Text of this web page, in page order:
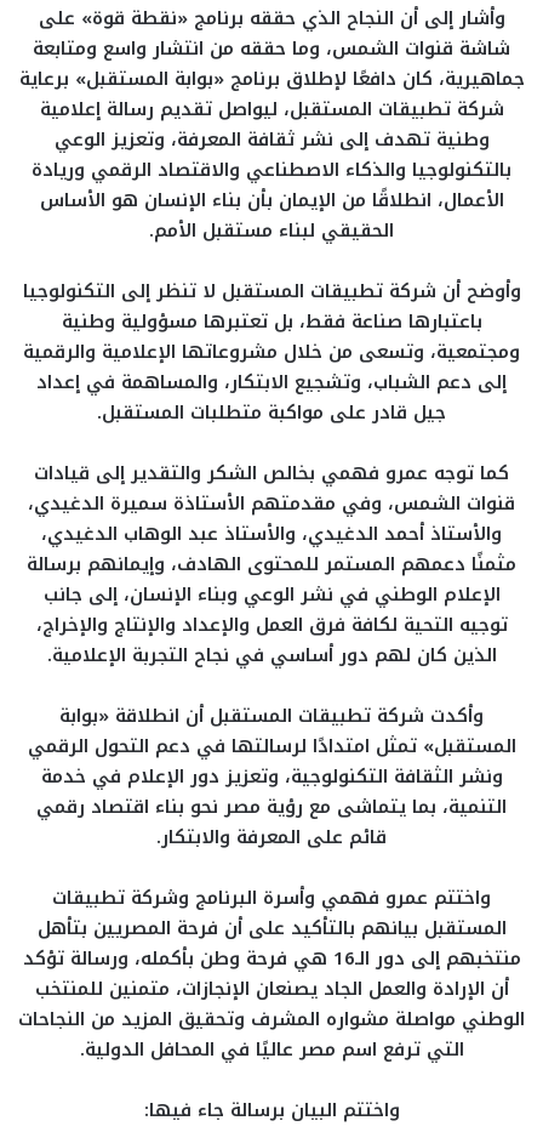
وأشار إلى أن النجاح الذي حققه برنامج «نقطة قوة» على
شاشة قنوات الشمس، وما حققه من انتشار واسع ومتابعة
جماهيرية، كان دافعًا لإطلاق برنامج «بوابة المستقبل» برعاية
شركة تطبيقات المستقبل، ليواصل تقديم رسالة إعلامية
وطنية تهدف إلى نشر ثقافة المعرفة، وتعزيز الوعي
بالتكنولوجيا والذكاء الاصطناعي والاقتصاد الرقمي وريادة
الأعمال، انطلاقًا من الإيمان بأن بناء الإنسان هو الأساس
الحقيقي لبناء مستقبل الأمم.
وأوضح أن شركة تطبيقات المستقبل لا تنظر إلى التكنولوجيا
باعتبارها صناعة فقط، بل تعتبرها مسؤولية وطنية
ومجتمعية، وتسعى من خلال مشروعاتها الإعلامية والرقمية
إلى دعم الشباب، وتشجيع الابتكار، والمساهمة في إعداد
جيل قادر على مواكبة متطلبات المستقبل.
كما توجه عمرو فهمي بخالص الشكر والتقدير إلى قيادات
قنوات الشمس، وفي مقدمتهم الأستاذة سميرة الدغيدي،
والأستاذ أحمد الدغيدي، والأستاذ عبد الوهاب الدغيدي،
مثمنًا دعمهم المستمر للمحتوى الهادف، وإيمانهم برسالة
الإعلام الوطني في نشر الوعي وبناء الإنسان، إلى جانب
توجيه التحية لكافة فرق العمل والإعداد والإنتاج والإخراج،
الذين كان لهم دور أساسي في نجاح التجربة الإعلامية.
وأكدت شركة تطبيقات المستقبل أن انطلاقة «بوابة
المستقبل» تمثل امتدادًا لرسالتها في دعم التحول الرقمي
ونشر الثقافة التكنولوجية، وتعزيز دور الإعلام في خدمة
التنمية، بما يتماشى مع رؤية مصر نحو بناء اقتصاد رقمي
قائم على المعرفة والابتكار.
واختتم عمرو فهمي وأسرة البرنامج وشركة تطبيقات
المستقبل بيانهم بالتأكيد على أن فرحة المصريين بتأهل
منتخبهم إلى دور الـ16 هي فرحة وطن بأكمله، ورسالة تؤكد
أن الإرادة والعمل الجاد يصنعان الإنجازات، متمنين للمنتخب
الوطني مواصلة مشواره المشرف وتحقيق المزيد من النجاحات
التي ترفع اسم مصر عاليًا في المحافل الدولية.
واختتم البيان برسالة جاء فيها: